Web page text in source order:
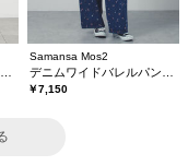
Samansa Mos2
￥7,150